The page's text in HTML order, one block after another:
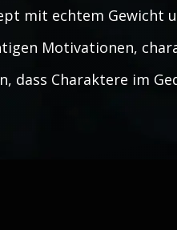
mit echtem Gewicht
Motivationen,
dass Charaktere im